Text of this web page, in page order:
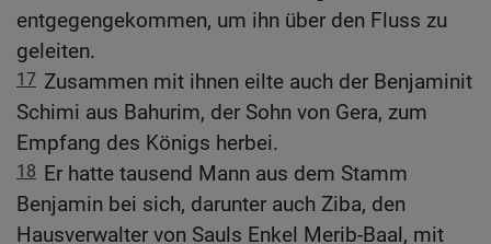
entgegengekommen, um ihn über den Fluss zu
geleiten.
17 Zusammen mit ihnen eilte auch der Benjaminit
Schimi aus Bahurim, der Sohn von Gera, zum
Empfang des Königs herbei.
18 Er hatte tausend Mann aus dem Stamm
Benjamin bei sich, darunter auch Ziba, den
Hausverwalter von Sauls Enkel Merib-Baal, mit